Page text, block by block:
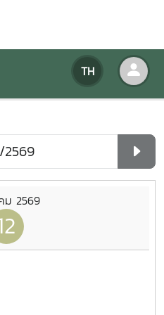
TH
หน่วยงาน
ม 2569